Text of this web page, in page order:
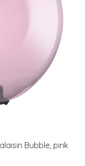
Bubble, pink